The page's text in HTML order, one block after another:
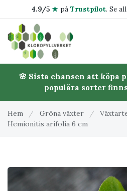
4.9/5 ★på Trustpilot. Se
🌸 Sista chansen att köpa
populära sorter
Hem / Gröna växter /
Hemionitis arifolia 6 cm